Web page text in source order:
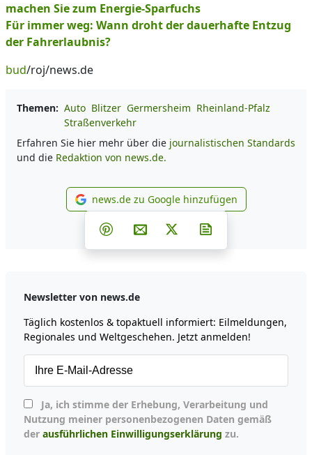
machen Sie zum Energie-Sparfuchs
Für immer weg: Wann droht der dauerhafte Entzug
der Fahrerlaubnis?
bud/roj/news.de
Themen: Auto Blitzer Germersheim Rheinland-Pfalz
Straßenverkehr
Erfahren Sie hier mehr über die journalistischen Standards
und die Redaktion von news.de.
news.de zu Google
news.de zu Google hinzufügen
Teilen auf Facebook
Teilen auf Whatsapp
Teilen auf Telegram
Teilen auf Pinterest
Per E-Mail teilen
Post auf X
Newsletter von news.de
Täglich kostenlos & topaktuell informiert: Eilmeldungen,
Regionales und Weltgeschehen. Jetzt anmelden!
Nutzung meiner personenbezogenen Daten gemäß
der ausführlichen Einwilligungserklärung zu.